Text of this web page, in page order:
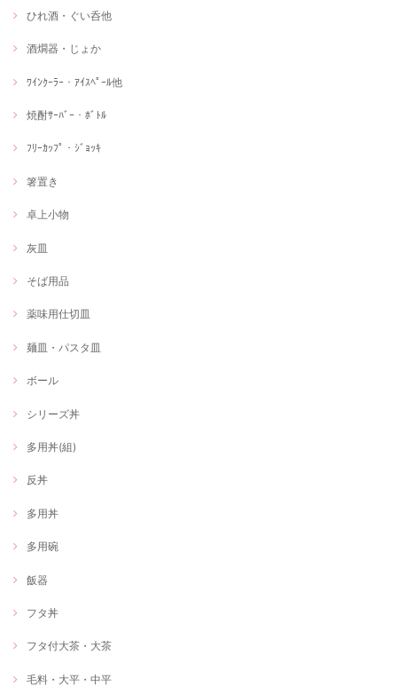
ひれ酒・ぐい呑他
酒燗器・じょか
ﾜｲﾝｸｰﾗｰ・ｱｲｽﾍﾟｰﾙ他
焼酎ｻｰﾊﾞｰ・ﾎﾞﾄﾙ
ﾌﾘｰｶｯﾌﾟ・ｼﾞｮｯｷ
箸置き
卓上小物
灰皿
そば用品
薬味用仕切皿
麺皿・パスタ皿
ボール
シリーズ丼
多用丼(組)
反丼
多用丼
多用碗
飯器
フタ丼
フタ付大茶・大茶
毛料・大平・中平